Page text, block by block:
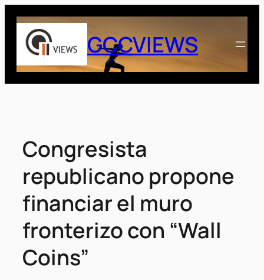
Saltar
contenido
GCCVIEWS
Congresista
republicano propone
financiar el muro
fronterizo con “Wall
Coins”